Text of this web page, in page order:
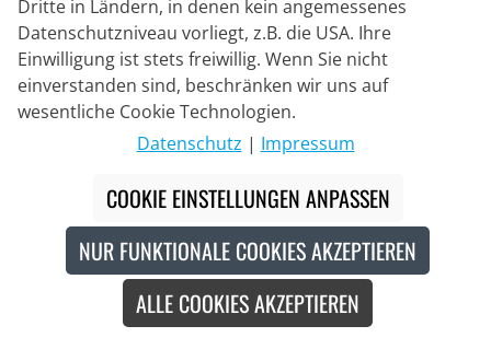
KARPOS
Kurzarmtrikot Jump
Dritte in Ländern, in denen kein angemessenes
Datenschutzniveau vorliegt, z.B. die USA. Ihre
Einwilligung ist stets freiwillig. Wenn Sie nicht
einverstanden sind, beschränken wir uns auf
wesentliche Cookie Technologien.
Datenschutz | Impressum
COOKIE EINSTELLUNGEN ANPASSEN
NUR FUNKTIONALE COOKIES AKZEPTIEREN
ALLE COOKIES AKZEPTIEREN